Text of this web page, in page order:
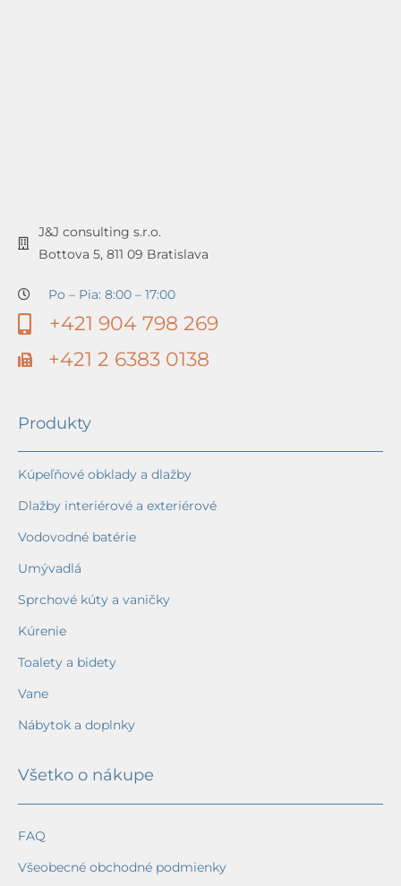
J&J consulting s.r.o.
Bottova 5, 811 09 Bratislava
Po – Pia: 8:00 – 17:00
+421 904 798 269
+421 2 6383 0138
Produkty
Kúpeľňové obklady a dlažby
Dlažby interiérové a exteriérové
Vodovodné batérie
Umývadlá
Sprchové kúty a vaničky
Kúrenie
Toalety a bidety
Vane
Nábytok a doplnky
Všetko o nákupe
FAQ
Všeobecné obchodné podmienky